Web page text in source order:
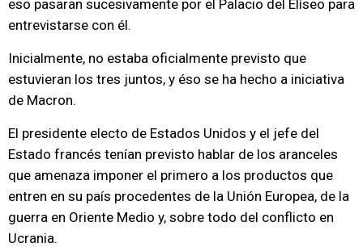
eso pasaran sucesivamente por el Palacio del Elíseo para
entrevistarse con él.
Inicialmente, no estaba oficialmente previsto que
estuvieran los tres juntos, y éso se ha hecho a iniciativa
de Macron.
El presidente electo de Estados Unidos y el jefe del
Estado francés tenían previsto hablar de los aranceles
que amenaza imponer el primero a los productos que
entren en su país procedentes de la Unión Europea, de la
guerra en Oriente Medio y, sobre todo del conflicto en
Ucrania.